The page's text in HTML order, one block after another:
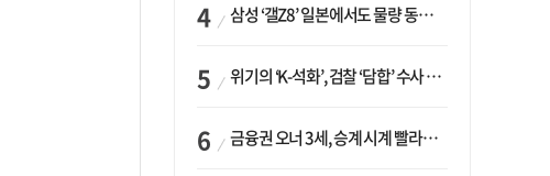
삼성 ‘갤Z8’ 일본에서도 물량 동났다…애플 참전 앞두고 선두 수성 ‘시험대’
위기의 ‘K-석화’, 검찰 ‘담합’ 수사 착수…“LG·한화·롯데 등 7개 업체, 8개 제품 가격 담합”
금융권 오너 3세, 승계 시계 빨라지나…한국투자 ‘속도’·미래에셋·메리츠는 ‘거리두기’